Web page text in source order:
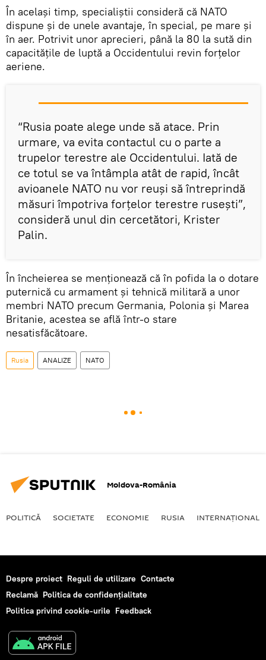
În același timp, specialiștii consideră că NATO
dispune și de unele avantaje, în special, pe mare și
în aer. Potrivit unor aprecieri, până la 80 la sută din
capacitățile de luptă a Occidentului revin forțelor
aeriene.
“Rusia poate alege unde să atace. Prin
urmare, va evita contactul cu o parte a
trupelor terestre ale Occidentului. Iată de
ce totul se va întâmpla atât de rapid, încât
avioanele NATO nu vor reuși să întreprindă
măsuri împotriva forțelor terestre rusești”,
consideră unul din cercetători, Krister
Palin.
În încheierea se menționează că în pofida la o dotare
puternică cu armament și tehnică militară a unor
membri NATO precum Germania, Polonia și Marea
Britanie, acestea se află într-o stare
nesatisfăcătoare.
Rusia ANALIZE NATO
Moldova-România
POLITICĂ SOCIETATE ECONOMIE RUSIA INTERNAŢIONAL
Despre proiect Reguli de utilizare Contacte
Reclamă Politica de confidențialitate
Politica privind cookie-urile Feedback